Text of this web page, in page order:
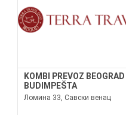
KOMBI PREVOZ
BUDIMPEŠTA
Ломина 33, Савски венац